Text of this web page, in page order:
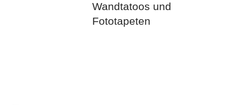
Wandtatoos und
Fototapeten